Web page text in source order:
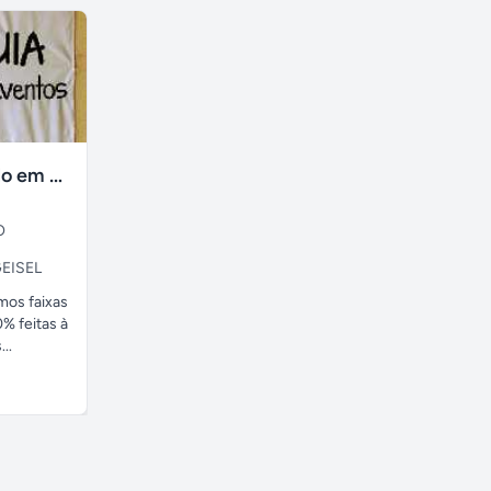
faixas no tecido em ate 24H
faixas
feitas à